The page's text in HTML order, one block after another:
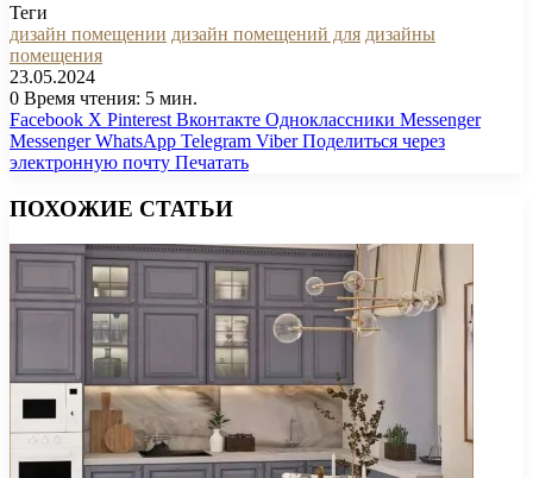
Теги
дизайн помещении дизайн помещений для дизайны
помещения
23.05.2024
0 Время чтения: 5 мин.
Facebook X Pinterest Вконтакте Одноклассники Messenger
Messenger WhatsApp Telegram Viber Поделиться через
электронную почту Печатать
ПОХОЖИЕ СТАТЬИ